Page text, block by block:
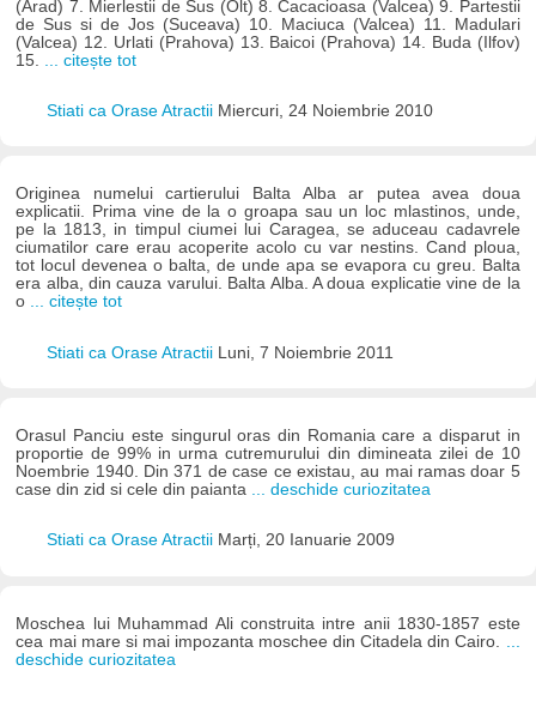
(Arad) 7. Mierlestii de Sus (Olt) 8. Cacacioasa (Valcea) 9. Partestii
de Sus si de Jos (Suceava) 10. Maciuca (Valcea) 11. Madulari
(Valcea) 12. Urlati (Prahova) 13. Baicoi (Prahova) 14. Buda (Ilfov)
15.
... citește tot
Stiati ca Orase Atractii Miercuri, 24 Noiembrie 2010
Originea numelui cartierului Balta Alba ar putea avea doua
explicatii. Prima vine de la o groapa sau un loc mlastinos, unde,
pe la 1813, in timpul ciumei lui Caragea, se aduceau cadavrele
ciumatilor care erau acoperite acolo cu var nestins. Cand ploua,
tot locul devenea o balta, de unde apa se evapora cu greu. Balta
era alba, din cauza varului. Balta Alba. A doua explicatie vine de la
o ... citește tot
Stiati ca Orase Atractii Luni, 7 Noiembrie 2011
Orasul Panciu este singurul oras din Romania care a disparut in
proportie de 99% in urma cutremurului din dimineata zilei de 10
Noembrie 1940. Din 371 de case ce existau, au mai ramas doar 5
case din zid si cele din paianta ... deschide curiozitatea
Stiati ca Orase Atractii Marți, 20 Ianuarie 2009
Moschea lui Muhammad Ali construita intre anii 1830-1857 este
cea mai mare si mai impozanta moschee din Citadela din Cairo.
deschide curiozitatea